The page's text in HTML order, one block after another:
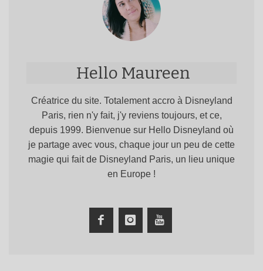
Hello Maureen
Créatrice du site. Totalement accro à Disneyland
Paris, rien n'y fait, j'y reviens toujours, et ce,
depuis 1999. Bienvenue sur Hello Disneyland où
je partage avec vous, chaque jour un peu de cette
magie qui fait de Disneyland Paris, un lieu unique
en Europe !